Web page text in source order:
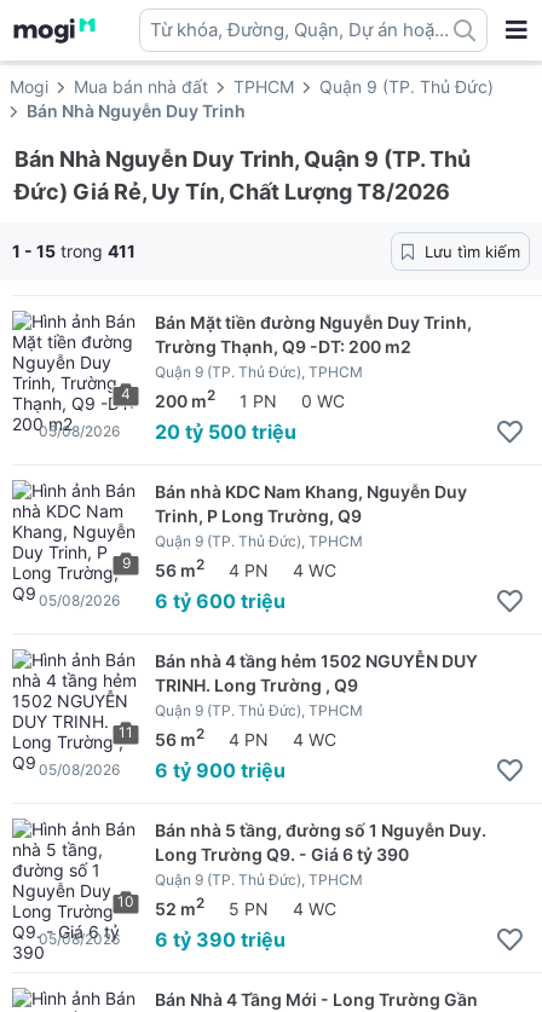
Từ khóa, Đường, Quận, Dự án hoặc
địa danh ...
Mogi Mua bán nhà đất TPHCM
Quận 9 (TP. Thủ Đức)
Bán Nhà Nguyễn Duy Trinh
Bán Nhà Nguyễn Duy Trinh, Quận 9 (TP. Thủ
Đức) Giá Rẻ, Uy Tín, Chất Lượng T8/2026
1 - 15 trong 411 Lưu tìm kiếm
4
Bán Mặt tiền đường Nguyễn Duy Trinh,
Trường Thạnh, Q9 -DT: 200 m2
Quận 9 (TP. Thủ Đức), TPHCM
200 m2 1 PN 0 WC
20 tỷ 500 triệu
05/08/2026
9
Bán nhà KDC Nam Khang, Nguyễn Duy
Trinh, P Long Trường, Q9
Quận 9 (TP. Thủ Đức), TPHCM
56 m2 4 PN 4 WC
6 tỷ 600 triệu
05/08/2026
11
Bán nhà 4 tầng hẻm 1502 NGUYỄN DUY
TRINH. Long Trường , Q9
Quận 9 (TP. Thủ Đức), TPHCM
56 m2 4 PN 4 WC
6 tỷ 900 triệu
05/08/2026
10
Bán nhà 5 tầng, đường số 1 Nguyễn Duy.
Long Trường Q9. - Giá 6 tỷ 390
Quận 9 (TP. Thủ Đức), TPHCM
52 m2 5 PN 4 WC
6 tỷ 390 triệu
05/08/2026
Bán Nhà 4 Tầng Mới - Long Trường Gần